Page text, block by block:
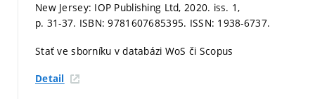
New Jersey: IOP Publishing Ltd, 2020. iss. 1,
p. 31-37. ISBN: 9781607685395. ISSN: 1938-6737.
Stať ve sborníku v databázi WoS či Scopus
Detail